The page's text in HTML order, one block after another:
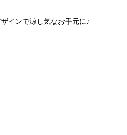
インで涼し気なお手元に♪